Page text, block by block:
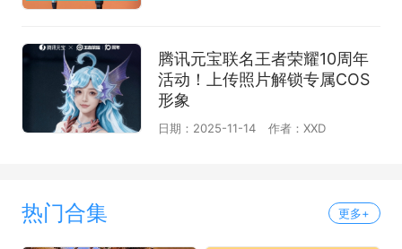
腾讯元宝联名王者荣耀10周年
活动！上传照片解锁专属COS
形象
日期：2025-11-14 作者：XXD
热门合集 更多+